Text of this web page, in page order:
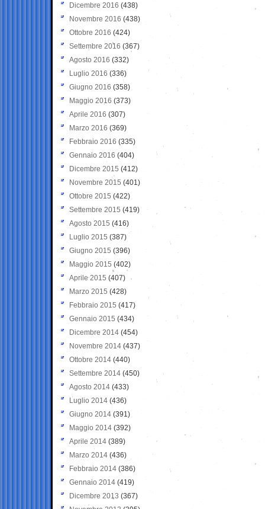
Dicembre 2016 (438)
Novembre 2016 (438)
Ottobre 2016 (424)
Settembre 2016 (367)
Agosto 2016 (332)
Luglio 2016 (336)
Giugno 2016 (358)
Maggio 2016 (373)
Aprile 2016 (307)
Marzo 2016 (369)
Febbraio 2016 (335)
Gennaio 2016 (404)
Dicembre 2015 (412)
Novembre 2015 (401)
Ottobre 2015 (422)
Settembre 2015 (419)
Agosto 2015 (416)
Luglio 2015 (387)
Giugno 2015 (396)
Maggio 2015 (402)
Aprile 2015 (407)
Marzo 2015 (428)
Febbraio 2015 (417)
Gennaio 2015 (434)
Dicembre 2014 (454)
Novembre 2014 (437)
Ottobre 2014 (440)
Settembre 2014 (450)
Agosto 2014 (433)
Luglio 2014 (436)
Giugno 2014 (391)
Maggio 2014 (392)
Aprile 2014 (389)
Marzo 2014 (436)
Febbraio 2014 (386)
Gennaio 2014 (419)
Dicembre 2013 (367)